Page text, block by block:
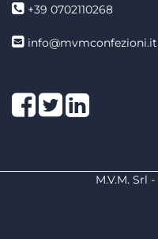
+39 0702110268
info@mvmconfezioni.it
Facebook
TwitterLinkedIn
M.V.M. Srl